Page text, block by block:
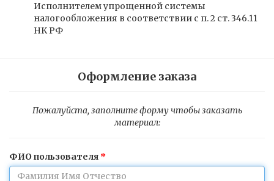
Исполнителем упрощенной системы
налогообложения в соответствии с п. 2 ст. 346.11
НК РФ
Оформление заказа
Пожалуйста, заполните форму чтобы заказать
материал:
ФИО пользователя